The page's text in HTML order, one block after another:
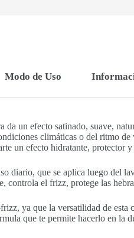
Modo de Uso
da un efecto satinado, suave,
climáticas o del ritmo
un efecto hidratante, protector y
diario, que se aplica luego del
controla el frizz, protege las
ya que la versatilidad de esta
que te permite hacerlo en la